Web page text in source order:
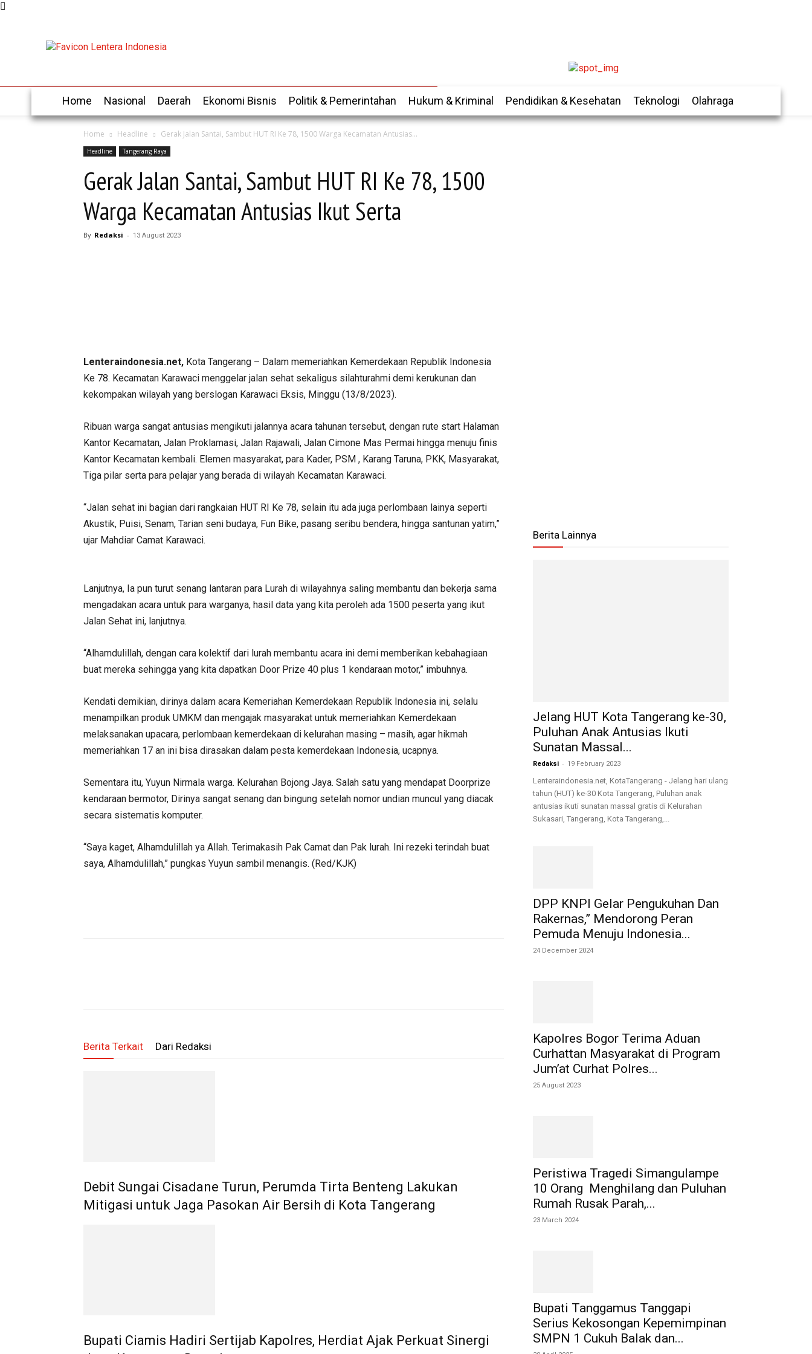
Home Nasional Daerah Ekonomi Bisnis Politik & Pemerintahan Hukum & Kriminal Pendidikan & Kesehatan Teknologi Olahraga
Home Headline Gerak Jalan Santai, Sambut HUT RI Ke 78, 1500 Warga Kecamatan Antusias...
Headline Tangerang Raya
Gerak Jalan Santai, Sambut HUT RI Ke 78, 1500
Warga Kecamatan Antusias Ikut Serta
By Redaksi - 13 August 2023
Lenteraindonesia.net, Kota Tangerang – Dalam memeriahkan Kemerdekaan Republik Indonesia
Ke 78. Kecamatan Karawaci menggelar jalan sehat sekaligus silahturahmi demi kerukunan dan
kekompakan wilayah yang berslogan Karawaci Eksis, Minggu (13/8/2023).
Ribuan warga sangat antusias mengikuti jalannya acara tahunan tersebut, dengan rute start Halaman
Kantor Kecamatan, Jalan Proklamasi, Jalan Rajawali, Jalan Cimone Mas Permai hingga menuju finis
Kantor Kecamatan kembali. Elemen masyarakat, para Kader, PSM , Karang Taruna, PKK, Masyarakat,
Tiga pilar serta para pelajar yang berada di wilayah Kecamatan Karawaci.
“Jalan sehat ini bagian dari rangkaian HUT RI Ke 78, selain itu ada juga perlombaan lainya seperti
Akustik, Puisi, Senam, Tarian seni budaya, Fun Bike, pasang seribu bendera, hingga santunan yatim,”
ujar Mahdiar Camat Karawaci.
Lanjutnya, Ia pun turut senang lantaran para Lurah di wilayahnya saling membantu dan bekerja sama
mengadakan acara untuk para warganya, hasil data yang kita peroleh ada 1500 peserta yang ikut
Jalan Sehat ini, lanjutnya.
“Alhamdulillah, dengan cara kolektif dari lurah membantu acara ini demi memberikan kebahagiaan
buat mereka sehingga yang kita dapatkan Door Prize 40 plus 1 kendaraan motor,” imbuhnya.
Kendati demikian, dirinya dalam acara Kemeriahan Kemerdekaan Republik Indonesia ini, selalu
menampilkan produk UMKM dan mengajak masyarakat untuk memeriahkan Kemerdekaan
melaksanakan upacara, perlombaan kemerdekaan di kelurahan masing – masih, agar hikmah
memeriahkan 17 an ini bisa dirasakan dalam pesta kemerdekaan Indonesia, ucapnya.
Sementara itu, Yuyun Nirmala warga. Kelurahan Bojong Jaya. Salah satu yang mendapat Doorprize
kendaraan bermotor, Dirinya sangat senang dan bingung setelah nomor undian muncul yang diacak
secara sistematis komputer.
“Saya kaget, Alhamdulillah ya Allah. Terimakasih Pak Camat dan Pak lurah. Ini rezeki terindah buat
saya, Alhamdulillah,” pungkas Yuyun sambil menangis. (Red/KJK)
Berita Terkait Dari Redaksi
Debit Sungai Cisadane Turun, Perumda Tirta Benteng Lakukan
Mitigasi untuk Jaga Pasokan Air Bersih di Kota Tangerang
Bupati Ciamis Hadiri Sertijab Kapolres, Herdiat Ajak Perkuat Sinergi
Berita Lainnya
Jelang HUT Kota Tangerang ke-30,
Puluhan Anak Antusias Ikuti
Sunatan Massal...
Redaksi - 19 February 2023
Lenteraindonesia.net, KotaTangerang - Jelang hari ulang
tahun (HUT) ke-30 Kota Tangerang, Puluhan anak
antusias ikuti sunatan massal gratis di Kelurahan
Sukasari, Tangerang, Kota Tangerang,...
DPP KNPI Gelar Pengukuhan Dan
Rakernas,” Mendorong Peran
Pemuda Menuju Indonesia...
24 December 2024
Kapolres Bogor Terima Aduan
Curhattan Masyarakat di Program
Jum’at Curhat Polres...
25 August 2023
Peristiwa Tragedi Simangulampe
10 Orang Menghilang dan Puluhan
Rumah Rusak Parah,...
23 March 2024
Bupati Tanggamus Tanggapi
Serius Kekosongan Kepemimpinan
SMPN 1 Cukuh Balak dan...